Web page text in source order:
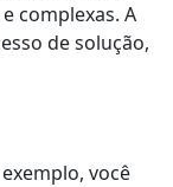
complexas. A
de solução,
você